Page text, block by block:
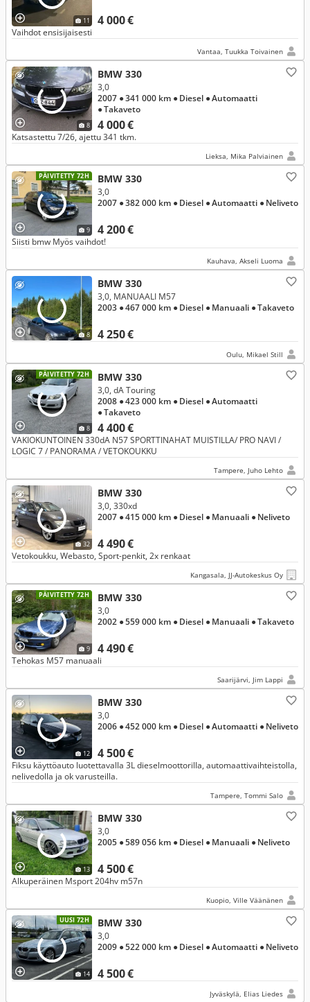
11 4 000 €
Vaihdot ensisijaisesti
Vantaa, Tuukka Toivainen
8
BMW 330
4 000 €
3,0
2007 ● 341 000 km ● Diesel ● Automaatti
● Takaveto
Katsastettu 7/26, ajettu 341 tkm.
Lieksa, Mika Palviainen
PÄIVITETTY 72H
9
BMW 330
4 200 €
3,0
2007 ● 382 000 km ● Diesel ● Automaatti ● Neliveto
Siisti bmw Myös vaihdot!
Kauhava, Akseli Luoma
8
BMW 330
4 250 €
3,0, MANUAALI M57
2003 ● 467 000 km ● Diesel ● Manuaali ● Takaveto
Oulu, Mikael Still
PÄIVITETTY 72H
8
BMW 330
4 400 €
3,0, dA Touring
2008 ● 423 000 km ● Diesel ● Automaatti
● Takaveto
VAKIOKUNTOINEN 330dA N57 SPORTTINAHAT MUISTILLA/ PRO NAVI /
LOGIC 7 / PANORAMA / VETOKOUKKU
Tampere, Juho Lehto
32
BMW 330
4 490 €
3,0, 330xd
2007 ● 415 000 km ● Diesel ● Manuaali ● Neliveto
Vetokoukku, Webasto, Sport-penkit, 2x renkaat
Kangasala, JJ-Autokeskus Oy
PÄIVITETTY 72H
9
BMW 330
4 490 €
3,0
2002 ● 559 000 km ● Diesel ● Manuaali ● Takaveto
Tehokas M57 manuaali
Saarijärvi, Jim Lappi
12
BMW 330
4 500 €
3,0
2006 ● 452 000 km ● Diesel ● Automaatti ● Neliveto
Fiksu käyttöauto luotettavalla 3L dieselmoottorilla, automaattivaihteistolla,
nelivedolla ja ok varusteilla.
Tampere, Tommi Salo
13
BMW 330
4 500 €
3,0
2005 ● 589 056 km ● Diesel ● Manuaali ● Neliveto
Alkuperäinen Msport 204hv m57n
Kuopio, Ville Väänänen
UUSI 72H
14
BMW 330
4 500 €
3,0
2009 ● 522 000 km ● Diesel ● Automaatti ● Neliveto
Jyväskylä, Elias Liedes